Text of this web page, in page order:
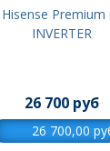
Premium
INVERTER
26 700 руб